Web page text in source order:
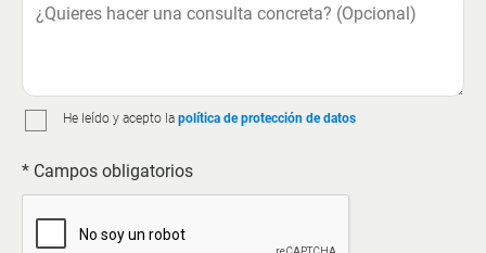
He leído y acepto la política de protección de datos
* Campos obligatorios